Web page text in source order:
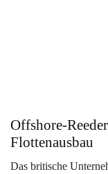
Offshore-
Flottenausbau
Das britische